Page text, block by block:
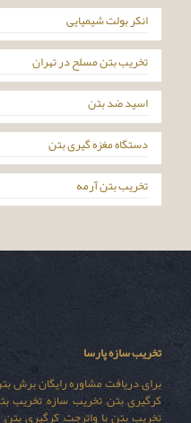
انکر بولت شیمیایی
تخریب بتن مسلح در تهران
اسید ضد بتن
دستگاه مغزه گیری بتن
تخریب بتن آرمه
تخریب سازه پارسا
برای دریافت مشاوره رایگان برش
کرگیری بتن, تخریب سازه, تخریب
تخریب بتن با واترجت, کرگیری